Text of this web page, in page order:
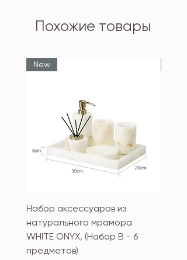
Похожие товары
New
Набор аксессуаров из
натурального мрамора
WHITE ONYX, (Набор B - 6
предметов)